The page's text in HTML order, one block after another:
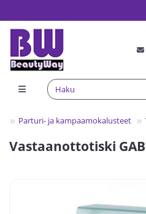
Parturi- ja kampaamokalusteet
Vastaanottotiski